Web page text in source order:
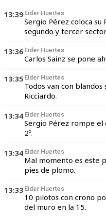
13:39 Eider Huertes
Sergio Pérez coloca
segundo y tercer
13:36 Eider Huertes
Carlos Sainz se pone
13:35 Eider Huertes
Todos van con
Ricciardo.
13:34 Eider Huertes
Sergio Pérez rompe
2º.
13:34 Eider Huertes
Mal momento es este
pies de plomo.
13:33 Eider Huertes
10 pilotos con crono
del muro en la 15.